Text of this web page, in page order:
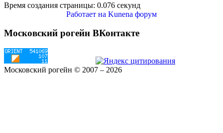
Время создания страницы: 0.076 секунд
Работает на Kunena форум
Московский рогейн ВКонтакте
Московский рогейн © 2007 – 2026